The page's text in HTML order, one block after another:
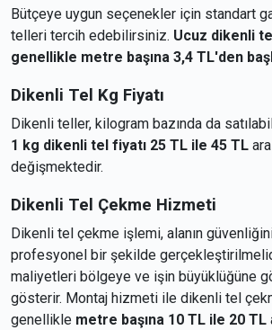
Bütçeye uygun seçenekler için standart
telleri tercih edebilirsiniz. Ucuz dikenli
genellikle metre başına 3,4 TL'den
Dikenli Tel Kg Fiyatı
Dikenli teller, kilogram bazında da
1 kg dikenli tel fiyatı 25 TL ile 45 TL
değişmektedir.
Dikenli Tel Çekme Hizmeti
Dikenli tel çekme işlemi, alanın
profesyonel bir şekilde
maliyetleri bölgeye ve işin büyüklüğüne
gösterir. Montaj hizmeti ile dikenli tel
genellikle metre başına 10 TL ile 20 TL